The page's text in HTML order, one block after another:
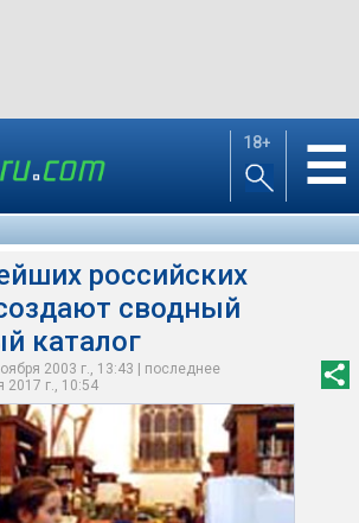
18+ ☰
российских
сводный
каталог
2003 г., 13:43 | последнее
2017 г., 10:54